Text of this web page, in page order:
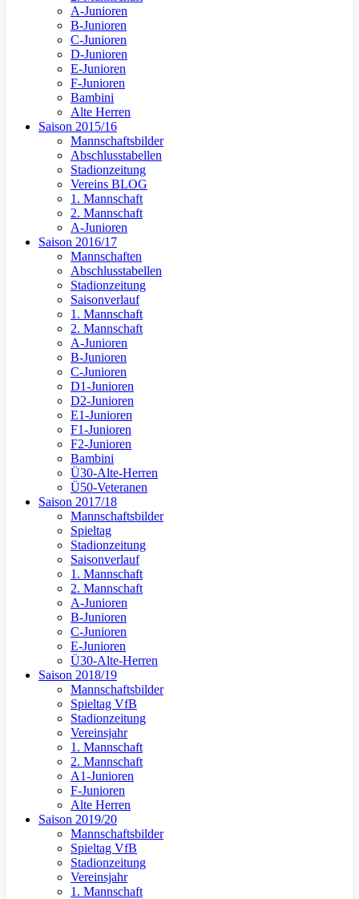
A-Junioren
B-Junioren
C-Junioren
D-Junioren
E-Junioren
F-Junioren
Bambini
Alte Herren
Saison 2015/16
Mannschaftsbilder
Abschlusstabellen
Stadionzeitung
Vereins BLOG
1. Mannschaft
2. Mannschaft
A-Junioren
Saison 2016/17
Mannschaften
Abschlusstabellen
Stadionzeitung
Saisonverlauf
1. Mannschaft
2. Mannschaft
A-Junioren
B-Junioren
C-Junioren
D1-Junioren
D2-Junioren
E1-Junioren
F1-Junioren
F2-Junioren
Bambini
Ü30-Alte-Herren
Ü50-Veteranen
Saison 2017/18
Mannschaftsbilder
Spieltag
Stadionzeitung
Saisonverlauf
1. Mannschaft
2. Mannschaft
A-Junioren
B-Junioren
C-Junioren
E-Junioren
Ü30-Alte-Herren
Saison 2018/19
Mannschaftsbilder
Spieltag VfB
Stadionzeitung
Vereinsjahr
1. Mannschaft
2. Mannschaft
A1-Junioren
F-Junioren
Alte Herren
Saison 2019/20
Mannschaftsbilder
Spieltag VfB
Stadionzeitung
Vereinsjahr
1. Mannschaft